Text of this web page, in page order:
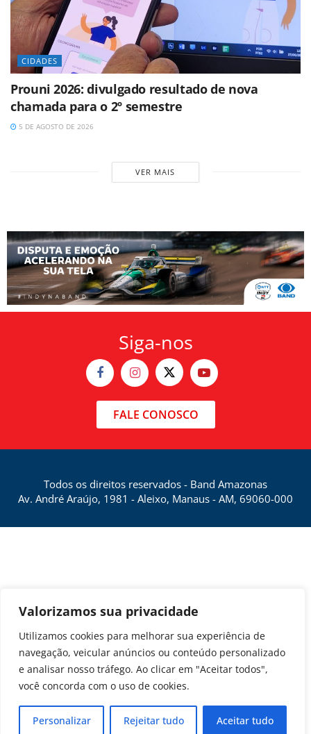
Valorizamos sua privacidade
Utilizamos cookies para melhorar sua experiência de
navegação, veicular anúncios ou conteúdo personalizado
e analisar nosso tráfego. Ao clicar em "Aceitar todos",
você concorda com o uso de cookies.
Personalizar Rejeitar tudo Aceitar tudo
CIDADES
Prouni 2026: divulgado resultado de nova
chamada para o 2º semestre
5 DE AGOSTO DE 2026
VER MAIS
Siga-nos
FALE CONOSCO
Todos os direitos reservados - Band Amazonas
Av. André Araújo, 1981 - Aleixo, Manaus - AM, 69060-000